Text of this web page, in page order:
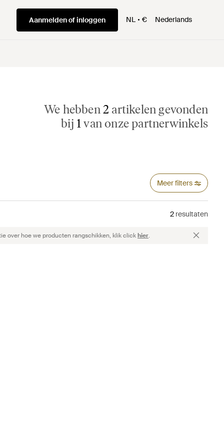
Aanmelden of inloggen NL € Nederlands
We hebben2 artikelen gevonden
bij 1van onze partnerwinkels
Meer filters
2 resultaten
over hoe we producten rangschikken, klik clickhier.